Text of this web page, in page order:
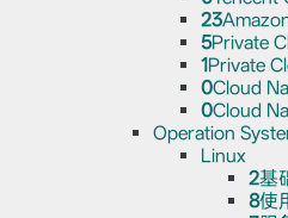
23
5Private
1Private
0Cloud
0Cloud
Operation
Linux
2基
8使